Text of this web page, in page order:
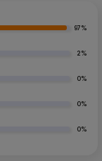
97%
2%
0%
0%
0%